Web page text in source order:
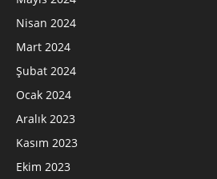
Nisan 2024
Mart 2024
Şubat 2024
Ocak 2024
Aralık 2023
Kasım 2023
Ekim 2023